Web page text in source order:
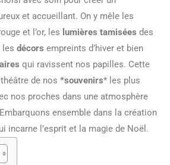
et accueillant. On y mêle les
et l’or, les lumières tamisées des
les décors empreints d’hiver et bien
qui ravissent nos papilles. Cette
de nos *souvenirs* les plus
nos proches dans une atmosphère
ensemble dans la création
incarne l’esprit et la magie de Noël.